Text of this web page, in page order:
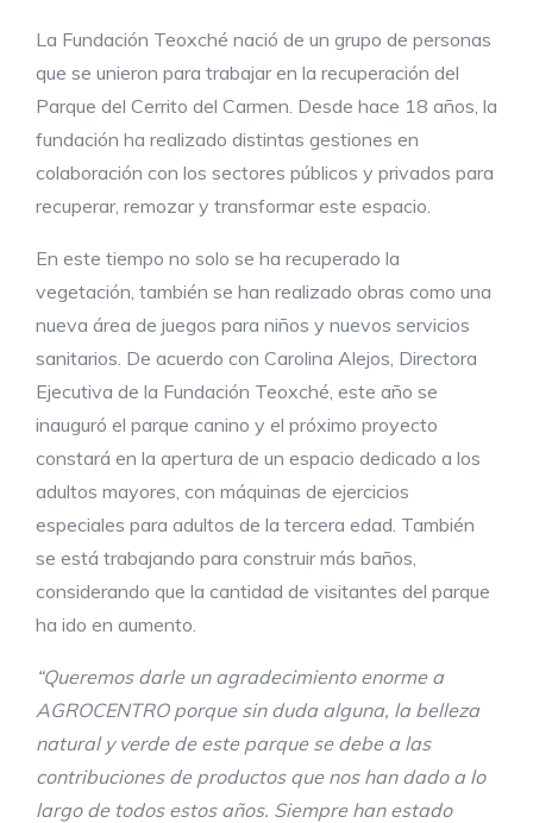
La Fundación Teoxché nació de un grupo de personas
que se unieron para trabajar en la recuperación del
Parque del Cerrito del Carmen. Desde hace 18 años, la
fundación ha realizado distintas gestiones en
colaboración con los sectores públicos y privados para
recuperar, remozar y transformar este espacio.
En este tiempo no solo se ha recuperado la
vegetación, también se han realizado obras como una
nueva área de juegos para niños y nuevos servicios
sanitarios. De acuerdo con Carolina Alejos, Directora
Ejecutiva de la Fundación Teoxché, este año se
inauguró el parque canino y el próximo proyecto
constará en la apertura de un espacio dedicado a los
adultos mayores, con máquinas de ejercicios
especiales para adultos de la tercera edad. También
se está trabajando para construir más baños,
considerando que la cantidad de visitantes del parque
ha ido en aumento.
“Queremos darle un agradecimiento enorme a
AGROCENTRO porque sin duda alguna, la belleza
natural y verde de este parque se debe a las
contribuciones de productos que nos han dado a lo
largo de todos estos años. Siempre han estado